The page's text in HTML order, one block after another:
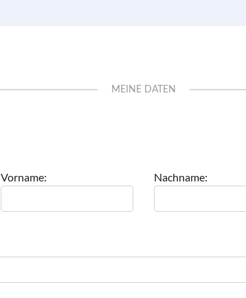
MEINE DATEN
Vorname: Nachname: